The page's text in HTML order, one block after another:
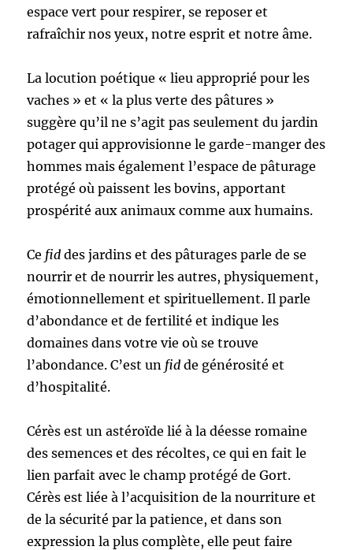
espace vert pour respirer, se reposer et
rafraîchir nos yeux, notre esprit et notre âme.
La locution poétique « lieu approprié pour les
vaches » et « la plus verte des pâtures »
suggère qu’il ne s’agit pas seulement du jardin
potager qui approvisionne le garde-manger des
hommes mais également l’espace de pâturage
protégé où paissent les bovins, apportant
prospérité aux animaux comme aux humains.
Ce fiddes jardins et des pâturages parle de se
nourrir et de nourrir les autres, physiquement,
émotionnellement et spirituellement. Il parle
d’abondance et de fertilité et indique les
domaines dans votre vie où se trouve
l’abondance. C’est un fid de générosité et
d’hospitalité.
Cérès est un astéroïde lié à la déesse romaine
des semences et des récoltes, ce qui en fait le
lien parfait avec le champ protégé de Gort.
Cérès est liée à l’acquisition de la nourriture et
de la sécurité par la patience, et dans son
expression la plus complète, elle peut faire